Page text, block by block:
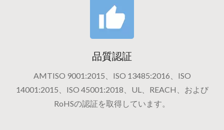
品質認証
AMTISO 9001:2015、ISO 13485:2016、ISO
14001:2015、ISO 45001:2018、UL、REACH、および
RoHSの認証を取得しています。